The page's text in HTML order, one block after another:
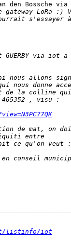
den Bossche
listinfo/iot